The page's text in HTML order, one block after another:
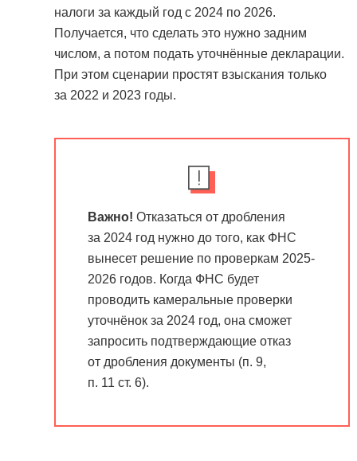
налоги за каждый год с 2024 по 2026.
Получается, что сделать это нужно задним
числом, а потом подать уточнённые декларации.
При этом сценарии простят взыскания только
за 2022 и 2023 годы.
Важно! Отказаться от дробления
за 2024 год нужно до того, как ФНС
вынесет решение по проверкам 2025-
2026 годов. Когда ФНС будет
проводить камеральные проверки
уточнёнок за 2024 год, она сможет
запросить подтверждающие отказ
от дробления документы (п. 9,
п. 11 ст. 6).